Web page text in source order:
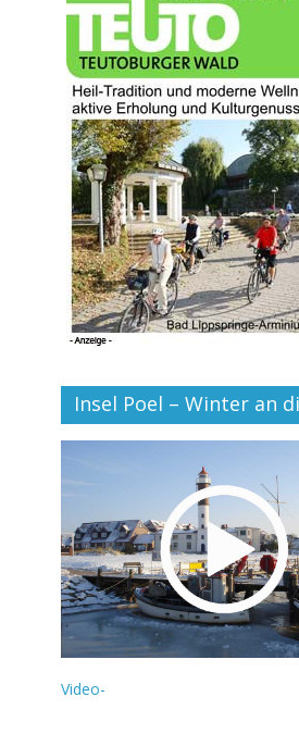
Insel Poel – Winter an
Video-